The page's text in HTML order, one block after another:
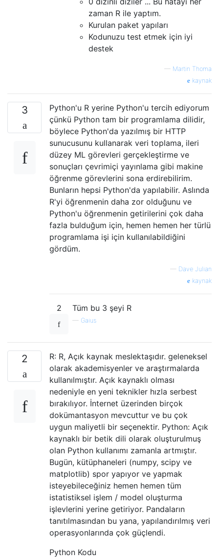
zaman R ile yaptım.
Kurulan paket yapıları
Kodunuzu test etmek için iyi
destek
— Martin Thoma
kaynak
3
Python'u R yerine Python'u tercih ediyorum
çünkü Python tam bir programlama dilidir,
böylece Python'da yazılmış bir HTTP
sunucusunu kullanarak veri toplama, ileri
düzey ML görevleri gerçekleştirme ve
sonuçları çevrimiçi yayınlama gibi makine
öğrenme görevlerini sona erdirebilirim.
Bunların hepsi Python'da yapılabilir. Aslında
R'yi öğrenmenin daha zor olduğunu ve
Python'u öğrenmenin getirilerini çok daha
fazla bulduğum için, hemen hemen her türlü
programlama işi için kullanılabildiğini
gördüm.
— Dave Julian
kaynak
2 Tüm bu 3 şeyi R
— Gaius
2
R: R, Açık kaynak meslektaşıdır. geleneksel
olarak akademisyenler ve araştırmalarda
kullanılmıştır. Açık kaynaklı olması
nedeniyle en yeni teknikler hızla serbest
bırakılıyor. İnternet üzerinden birçok
dokümantasyon mevcuttur ve bu çok
uygun maliyetli bir seçenektir. Python: Açık
kaynaklı bir betik dili olarak oluşturulmuş
olan Python kullanımı zamanla artmıştır.
Bugün, kütüphaneleri (numpy, scipy ve
matplotlib) spor yapıyor ve yapmak
isteyebileceğiniz hemen hemen tüm
istatistiksel işlem / model oluşturma
işlevlerini yerine getiriyor. Pandaların
tanıtılmasından bu yana, yapılandırılmış veri
operasyonlarında çok güçlendi.
Python Kodu